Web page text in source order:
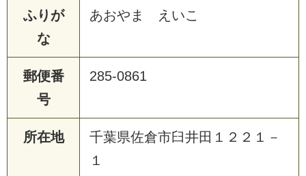
ふりが
な
あおやま えいこ
郵便番
号
285-0861
所在地
千葉県佐倉市臼井田１２２１－
１